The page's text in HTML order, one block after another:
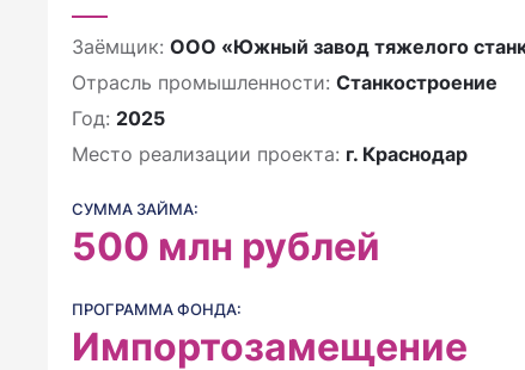
Заёмщик: ООО «Южный завод тяжелого
Отрасль промышленности: Станкостроение
Год: 2025
Место реализации проекта: г. Краснодар
СУММА ЗАЙМА:
500 млн рублей
ПРОГРАММА ФОНДА:
Импортозамещение